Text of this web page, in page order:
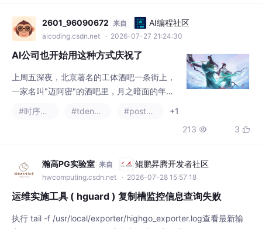
2601_96090672 来自 AI编程社区
aicoding.csdn.net · 2026-07-27 21:24:30
AI公司也开始用这种方式庆祝了
上周五深夜，北京著名的工体酒吧一条街上，
一家名叫"迈阿密"的酒吧里，月之暗面的年轻
人包下数十张卡座，大屏幕滚动着中英双语标
语：“K3扩容升级，K4给我狠狠干到极致，冲
大平台与没有数据的普通人——差距不是在缩
小，而是在以另一种方式拉大。既拓展了认知
的边界，也在悄悄侵蚀独立思考的土壤。看到
这条AI圈少见的“娱乐新闻”，
#时序数据库 #tdengine #postgresql
+1
213  3 
瀚高PG实验室 来自 鲲鹏昇腾开发者社区
hwcomputing.csdn.net · 2026-07-28 15:57:18
运维实施工具 ( hguard ) 复制槽监控信息查询失败
执行 tail -f /usr/local/exporter/highgo_exporter.log查看最新输